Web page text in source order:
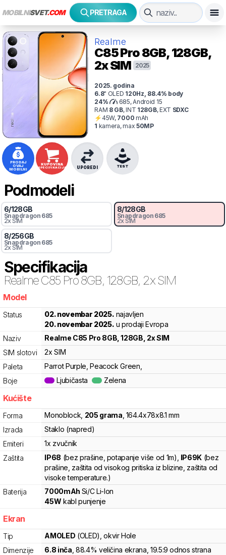
MOBILNISVET.COM PRETRAGA
Realme
C85 Pro8GB, 128GB,
2x SIM 2025
2025. godina
6.8" OLED 120Hz, 88.4% body
24%
685, Android 15
RAM 8GB,INT 128GB,EXT SDXC
⚡45W, 7000 mAh
1 kamera, max 50MP
PRODAJ
OVAJ
MOBILNI
KUPOVINA
SPECIFIKACIJA TEST
UPOREDI
Podmodeli
6/128GB
Snapdragon 685
2x SIM
8/128GB
Snapdragon 685
2x SIM
8/256GB
Snapdragon 685
2x SIM
Specifikacija
RealmeC85 Pro 8GB, 128GB, 2x SIM
Model
Status 02. novembar 2025. najavljen
20. novembar 2025. u prodaji Evropa
Naziv
Realme C85 Pro 8GB, 128GB, 2x SIM
SIM slotovi
2x SIM
Paleta
Parrot Purple, Peacock Green,
Boje
Ljubičasta Zelena
Kućište
Forma Monoblock 205 grama 164.4x78x8.1 mm
Izrada
Staklo (napred)
Emiteri
1x zvučnik
Zaštita
IP68 (bez prašine, potapanje više od 1m) IP69K (bez
prašine, zaštita od visokog pritiska iz blizine, zaštita od
visoke temperature.)
Baterija
7000mAh Si/C Li-Ion
45W kabl punjenje
Ekran
Tip AMOLED (OLED) , okvir Hole
Dimenzije
6.8 inča , 88.4% veličina ekrana , 19.5:9 odnos strana